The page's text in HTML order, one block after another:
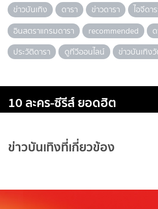
ข่าวบันเทิง ดารา ข่าวดารา
ไอจีดา
อินสตราแกรมดารา
recommended
ประวัติดารา
ดูทีวีออนไลน์ ข่าวบันเทิง
10 ละคร-ซีรีส์ ยอดฮิต
ข่าวบันเทิงที่เกี่ยวข้อง